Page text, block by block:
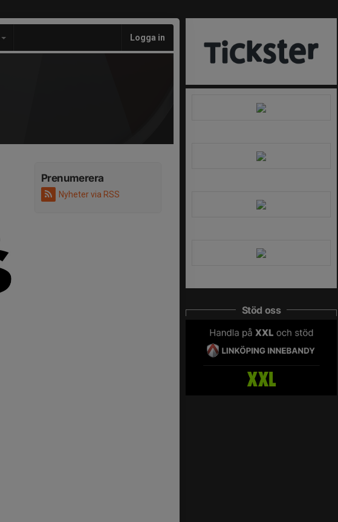
Logga in
Prenumerera
Nyheter via RSS
Stöd oss